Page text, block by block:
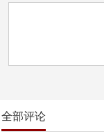
全部评论